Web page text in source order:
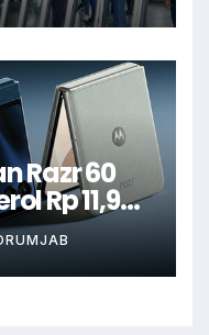
Razr 60
Rp 11,9